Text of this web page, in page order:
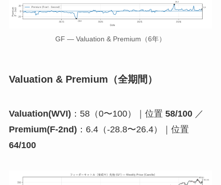
GF — Valuation & Premium（6年）
Valuation & Premium（全期間）
Valuation(WVI) ：58（0〜100）｜位置 58/100／
Premium(F-2nd) ：6.4（-28.8〜26.4）｜位置
64/100